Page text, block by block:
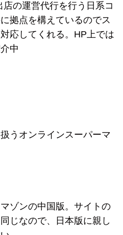
の運営代行を行う日系コ
拠点を構えているのでス
応してくれる。HP上では
中
うオンラインスーパーマ
ゾンの中国版。サイトの
じなので、日本版に親し